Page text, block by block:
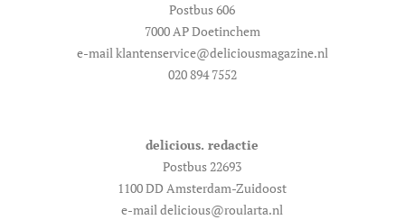
Postbus 606
7000 AP Doetinchem
e-mail klantenservice@deliciousmagazine.nl
020 894 7552
delicious. redactie
Postbus 22693
1100 DD Amsterdam-Zuidoost
e-mail delicious@roularta.nl